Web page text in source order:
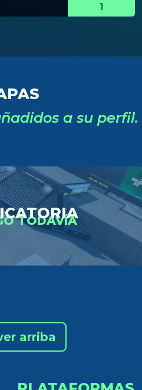
1
a su perfil.
TODAVÍA
arriba